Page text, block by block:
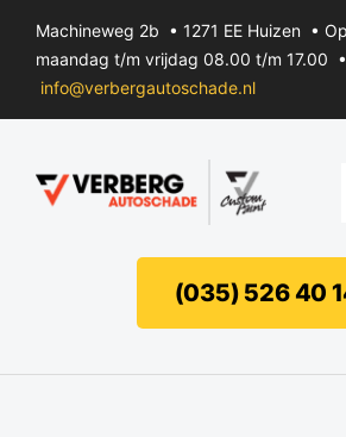
naar
inhoud
Machineweg 2b • 1271 EE Huizen •
maandag t/m vrijdag 08.00 t/m 17.00 •
info@verbergautoschade.nl
Bumperherstel(035) 526 40